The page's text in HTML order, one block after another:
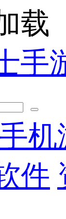
载
手机
件